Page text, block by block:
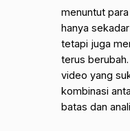
menuntut
hanya
tetapi juga
terus
video yang
kombinasi
batas dan